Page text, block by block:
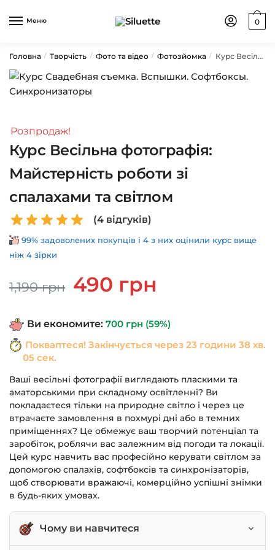
Меню 0
Головна / Творчість / Фото та відео / Фотозйомка / Курс Весільна фотографія: Майстерність роботи зі спалахами та світлом
Розпродаж!
Курс Весільна фотографія:
Майстерність роботи зі
спалахами та світлом
(4відгуків)
99% задоволених покупців і 4 з них оцінили курс вище
ніж 4 зірки
1,190грн
Оригінальна
ціна:
490 грн
Ви економите: 700 грн (59%)
Покваптеся! Закінчується через 23 години 38 хв.
04 сек.
Ваші весільні фотографії виглядають пласкими та
аматорськими при складному освітленні? Ви
покладаєтеся тільки на природне світло і через це
втрачаєте замовлення в похмурі дні або в темних
приміщеннях? Це обмежує ваш творчий потенціал та
заробіток, роблячи вас залежним від погоди та локації.
Цей курс навчить вас професійно керувати світлом за
допомогою спалахів, софтбоксів та синхронізаторів,
щоб створювати вражаючі, комерційно успішні знімки
в будь-яких умовах.
Чому ви навчитеся